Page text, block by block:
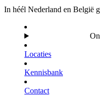
In héél Nederland en België
Locaties
Kennisbank
Contact